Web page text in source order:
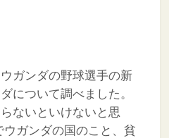
ガンダの野球選手の新
について調べました。
ないといけないと思
ガンダの国のこと、貧